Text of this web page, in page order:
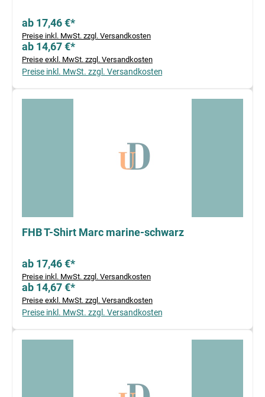
ab 17,46 €*
Preise inkl. MwSt. zzgl. Versandkosten
ab 14,67 €*
Preise exkl. MwSt. zzgl. Versandkosten
Preise inkl. MwSt. zzgl. Versandkosten
FHB T-Shirt Marc marine-schwarz
ab 17,46 €*
Preise inkl. MwSt. zzgl. Versandkosten
ab 14,67 €*
Preise exkl. MwSt. zzgl. Versandkosten
Preise inkl. MwSt. zzgl. Versandkosten